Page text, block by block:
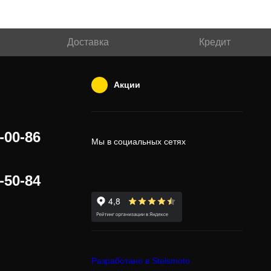
Доставка Кредит
00-86
50-84
Акции
Мы в социальных сетях
Разработано в Stelsmoto